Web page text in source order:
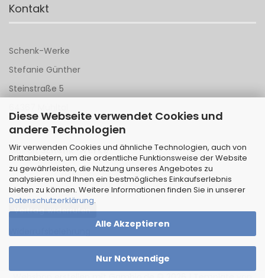
Diese Webseite verwendet Cookies und
andere Technologien
Wir verwenden Cookies und ähnliche Technologien, auch von
Drittanbietern, um die ordentliche Funktionsweise der Website
zu gewährleisten, die Nutzung unseres Angebotes zu
analysieren und Ihnen ein bestmögliches Einkaufserlebnis
bieten zu können. Weitere Informationen finden Sie in unserer
Datenschutzerklärung.
Alle Akzeptieren
Nur Notwendige
Kontakt
Schenk-Werke
Stefanie Günther
Steinstraße 5
Tel 06151 - 148 142
Mail anSchenk-Werke
Vertrag widerrufen